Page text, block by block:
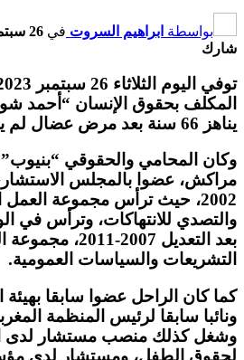
بواسطة ابراهيم السروت في 26 سبتمبر, 2023
شارك
المكلف بحقوق الإنسان “أحمد
يناهز 66 سنة بعد مرض عضال لم ينفع معه علاج.
وكان المحامي والحقوقي “بنيوب”
مراكش، عضوا بالمجلس
2002، حيث ترأس مجموعة العمل
والتصدي للانتهاكات، وترأس في
بعد التعديل
التشريعات والسياسات العمومية.
كما كان الراحل عضوا سابقا بهيئة
ونائبا سابقا لرئيس المنظمة
وشغل كذلك منصب مستشار لدى
لحقوق الطفل، ومستشار لدى